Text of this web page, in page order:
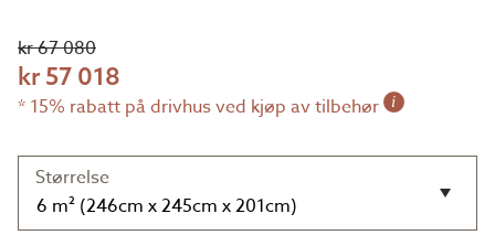
kr 67 080
kr 57 018
* 15% rabatt på drivhus ved kjøp av tilbehør i
Størrelse